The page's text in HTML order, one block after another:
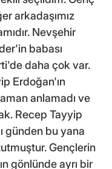
arkadaşımız
Nevşehir
babası
daha çok var.
Erdoğan'ın
anlamadı ve
Recep Tayyip
günden bu yana
Gençlerin
gönlünde ayrı bir